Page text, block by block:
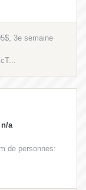
3e semaine
n/a
de personnes: